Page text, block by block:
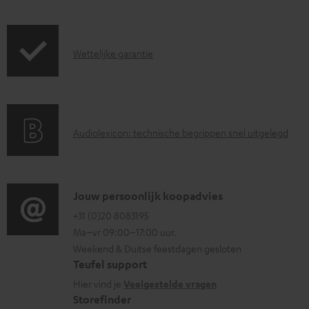
d
m
t
e
n
e
n
r
m
a
t
i
G
n
e
i
n
f
o
r
Wettelijke garantie
A
i
o
g
l
o
s
Audiolexicon: technische begrippen snel uitgelegd
C
o
n
t
a
c
Jouw persoonlijk koopadvies
+31 (0)20 8083195
Ma–vr 09:00–17:00 uur.
Weekend & Duitse feestdagen gesloten
Teufel support
Hier vind je
Storefinder